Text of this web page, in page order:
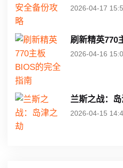
2026-04-17
刷新精英770
2026-04-16
兰斯之战：
2026-04-15